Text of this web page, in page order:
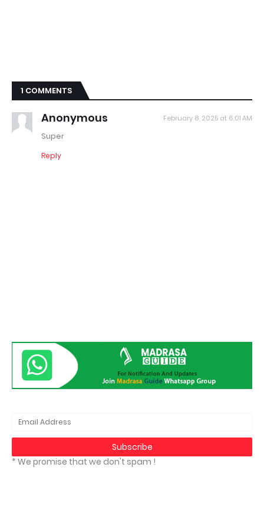
1 COMMENTS
Anonymous February 8, 2025 at 6:01 AM
Super
Reply
* We promise that we don't spam !